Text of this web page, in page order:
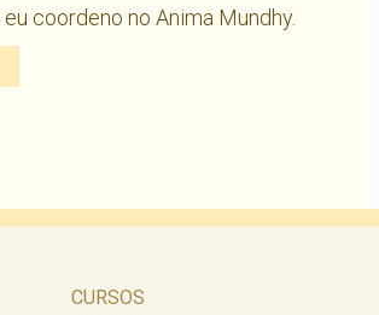
coordeno no Anima Mundhy.
CURSOS